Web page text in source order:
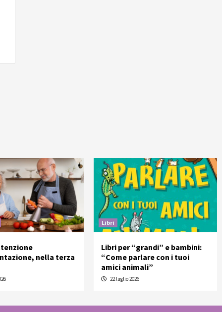
nella terza
Libri
Libri per “grandi” e bambini:
“Come parlare con i tuoi
amici animali”
22 luglio 2026